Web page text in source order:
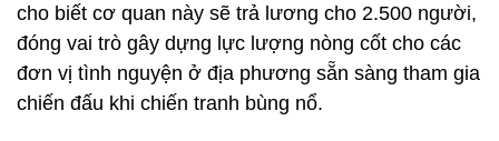
cho biết cơ quan này sẽ trả lương cho 2.500 người,
đóng vai trò gây dựng lực lượng nòng cốt cho các
đơn vị tình nguyện ở địa phương sẵn sàng tham gia
chiến đấu khi chiến tranh bùng nổ.